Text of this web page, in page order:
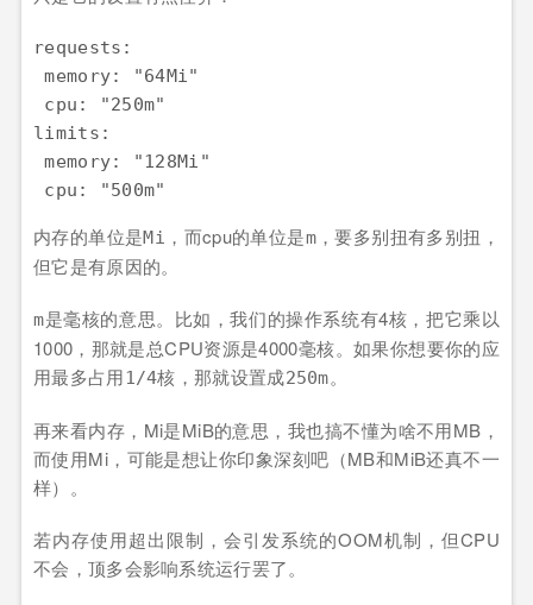
requests:
memory: "64Mi"
cpu: "250m"
limits:
memory: "128Mi"
内存的单位是Mi ，而cpu的单位是m，要多别扭有多别扭，
但它是有原因的。
m是毫核的意思。比如，我们的操作系统有4核，把它乘以
1000，那就是总CPU资源是4000毫核。如果你想要你的应
用最多占用1/4核，那就设置成250m。
再来看内存，Mi是MiB的意思，我也搞不懂为啥不用MB，
而使用Mi，可能是想让你印象深刻吧（MB和MiB还真不一
样）。
若内存使用超出限制，会引发系统的OOM机制，但CPU
不会，顶多会影响系统运行罢了。